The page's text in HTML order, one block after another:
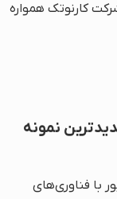
کارنوتک همواره
نمونه
با فناوری‌های